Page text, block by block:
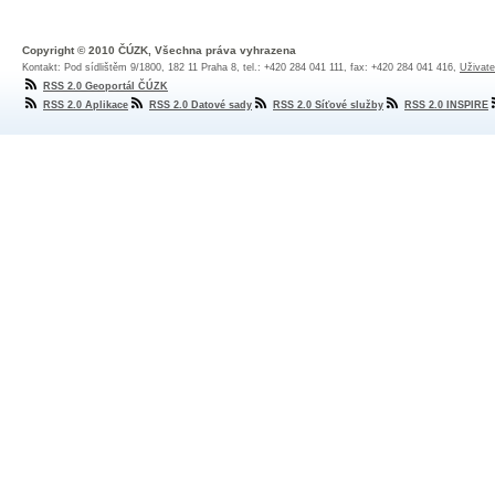
Copyright © 2010 ČÚZK, Všechna práva vyhrazena
Kontakt: Pod sídlištěm 9/1800, 182 11 Praha 8, tel.: +420 284 041 111, fax: +420 284 041 416,
RSS 2.0 Geoportál ČÚZK
RSS 2.0 Aplikace
RSS 2.0 Datové sady RSS 2.0 Síťové služby RSS 2.0 INSPIRE